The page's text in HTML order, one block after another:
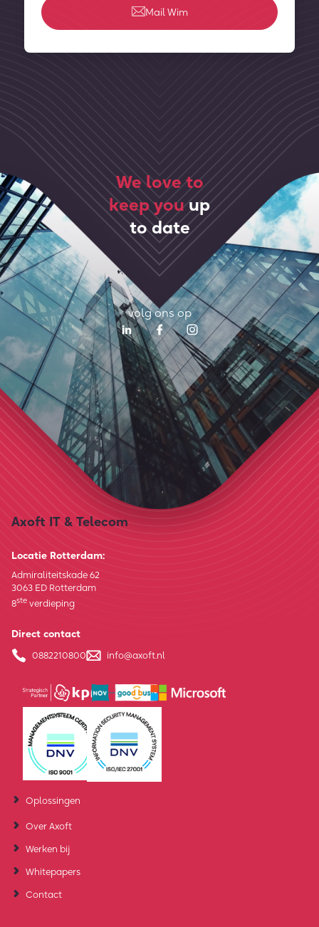
Mail Wim
We love to
keep youup
to date
volg ons op
Axoft IT & Telecom
Locatie Rotterdam:
Admiraliteitskade 62
3063 ED Rotterdam
8ste verdieping
Direct contact
0882210800 info@axoft.nl
Oplossingen
Over Axoft
Werken bij
Whitepapers
Contact